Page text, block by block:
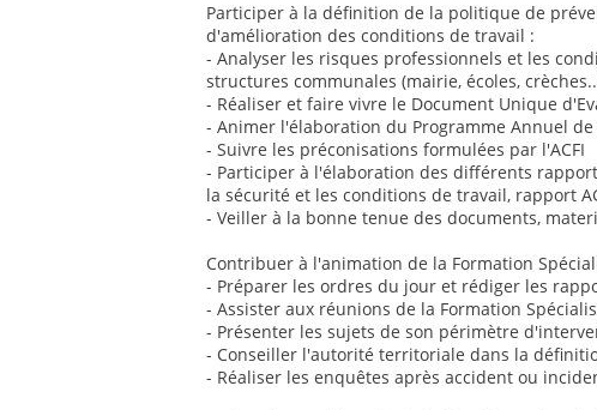
Participer à la définition de la politique de
d'amélioration des conditions de travail :
- Analyser les risques professionnels et les
structures communales (mairie, écoles,
- Réaliser et faire vivre le Document Unique
- Animer l'élaboration du Programme Annuel de
- Suivre les préconisations formulées par l'ACFI
- Participer à l'élaboration des différents
la sécurité et les conditions de travail, rapport
- Veiller à la bonne tenue des documents,
Contribuer à l'animation de la Formation
- Préparer les ordres du jour et rédiger les
- Assister aux réunions de la Formation
- Présenter les sujets de son périmètre
- Conseiller l'autorité territoriale dans la
- Réaliser les enquêtes après accident ou